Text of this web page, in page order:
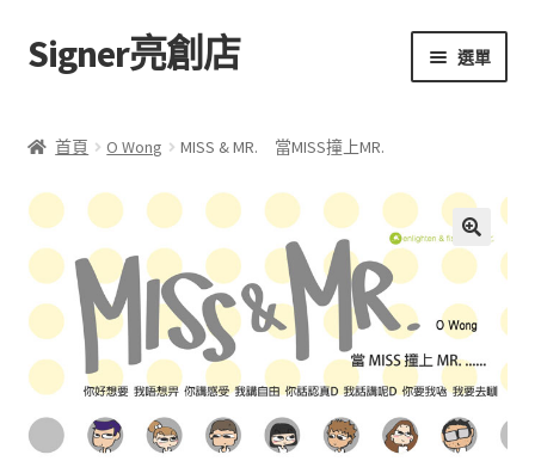
跳
至
覽
跳
至
要
容
Signer亮創店 選單
學校選書（中學）
「此時此地 看見亮光」2025特展
網上書店
首頁 O Wong MISS & MR. 當MISS撞上MR.
🔍